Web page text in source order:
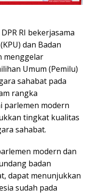
DPR RI bekerjasama
dan Badan
menggelar
Umum (Pemilu)
sahabat pada
rangka
parlemen modern
tingkat kualitas
sahabat.
modern dan
badan
dapat menunjukkan
sudah pada